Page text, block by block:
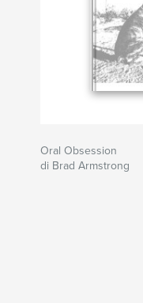
Oral Obsession
di Brad Armstrong